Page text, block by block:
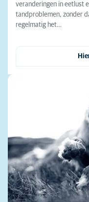
veranderingen in eetlust
tandproblemen, zonder
regelmatig het…